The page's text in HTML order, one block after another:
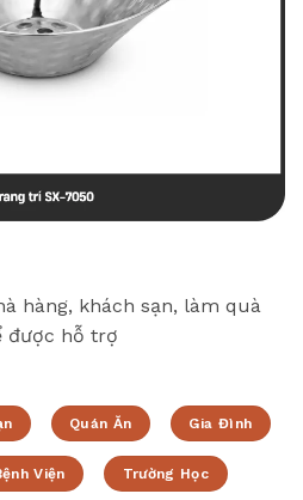
hàng, khách sạn, làm quà
được hỗ trợ
Quán Ăn Gia Đình
Viện Trường Học